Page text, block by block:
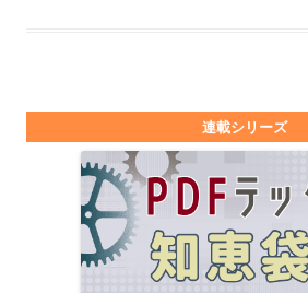
連載シリーズ